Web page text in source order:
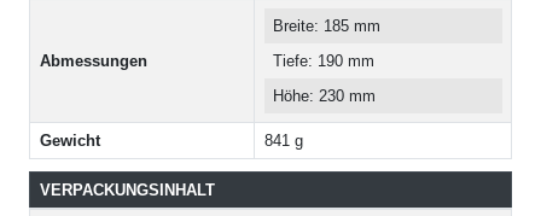
Abmessungen
Breite: 185 mm
Tiefe: 190 mm
Höhe: 230 mm
Gewicht 841 g
VERPACKUNGSINHALT